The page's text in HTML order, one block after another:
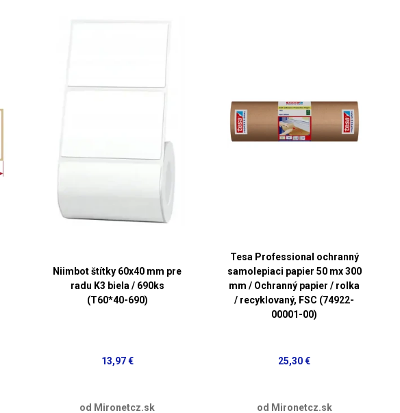
Niimbot štítky 60x40 mm pre
radu K3 biela / 690ks
(T60*40-690)
13,97 €
od Mironetcz.sk
Tesa Professional ochranný
samolepiaci papier 50 mx 300
mm / Ochranný papier / rolka
/ recyklovaný, FSC (74922-
00001-00)
25,30 €
od Mironetcz.sk